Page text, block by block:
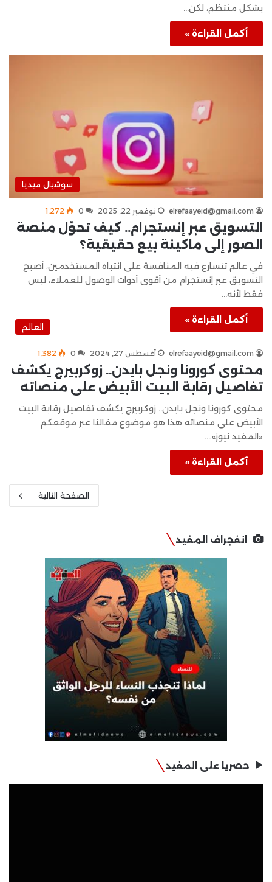
بشكل منتظم، لكن…
أكمل القراءة »
سوشيال ميديا
elrefaayeid@gmail.com نوفمبر 22, 2025 0 1٬272
التسويق عبر إنستجرام.. كيف تحوّل منصة
الصور إلى ماكينة بيع حقيقية؟
في عالم تتسارع فيه المنافسة على انتباه المستخدمين، أصبح
التسويق عبر إنستجرام من أقوى أدوات الوصول للعملاء، ليس
فقط لأنه…
أكمل القراءة »
العالم
elrefaayeid@gmail.com أغسطس 27, 2024 0 1٬382
محتوى كورونا ونجل بايدن.. زوكربيرج يكشف
تفاصيل رقابة البيت الأبيض على منصاته
محتوى كورونا ونجل بايدن.. زوكربيرج يكشف تفاصيل رقابة البيت
الأبيض على منصاته هذا هو موضوع مقالنا عبر موقعكم
«المفيد نيوز»،…
أكمل القراءة »
الصفحة التالية
انفجراف المفيد
حصريا على المفيد